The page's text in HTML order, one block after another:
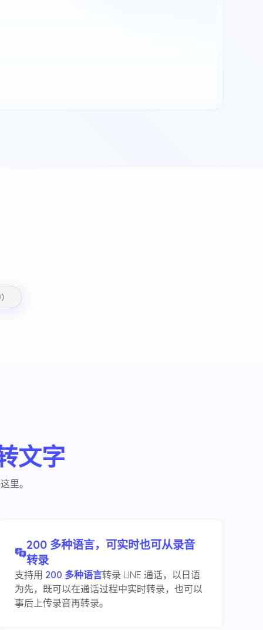
文字
里。
200 多种语言，可实时也可从录音
转录
支持用 200 多种语言转录 LINE 通话，以日语
为先，既可以在通话过程中实时转录，也可以
事后上传录音再转录。